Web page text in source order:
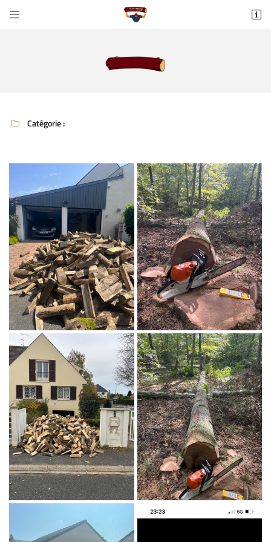
 
https://maps.app.goo.gl/TyCSKauprCWqeVNU8
Adresse email de réception
 Recopier le code ci-contre
Rafraîchir le captcha
En cochant cette case, vous consentez à recevoir nos propositions commerciales à
l'adresse email indiqué ci-dessus. Vous pouvez vous désinscrire à tout moment en
utilisant
le formulaire de désinscription.
INSCRIPTION
 Catégorie :